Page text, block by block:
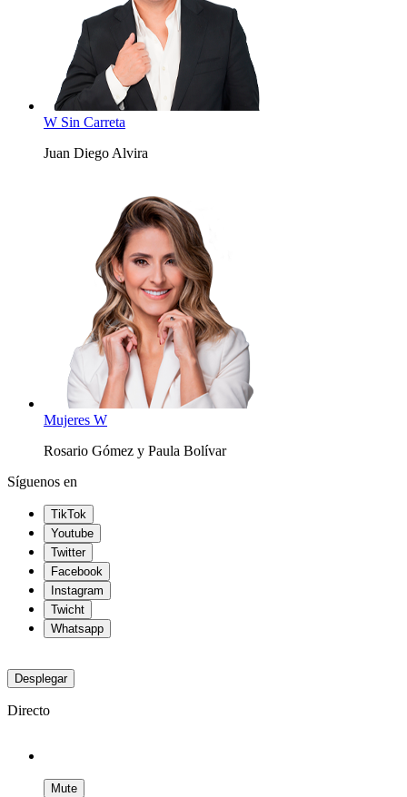
W Sin Carreta
Juan Diego Alvira
Mujeres W
Rosario Gómez y Paula Bolívar
Síguenos en
TikTok
Youtube
Twitter
Facebook
Instagram
Twicht
Whatsapp
Desplegar
Directo
Mute